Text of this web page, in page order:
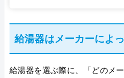
給湯器はメーカーによ
給湯器を選ぶ際に、「どのメ